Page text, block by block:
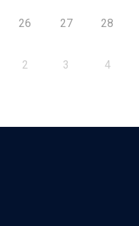
26 27 28
2 3 4